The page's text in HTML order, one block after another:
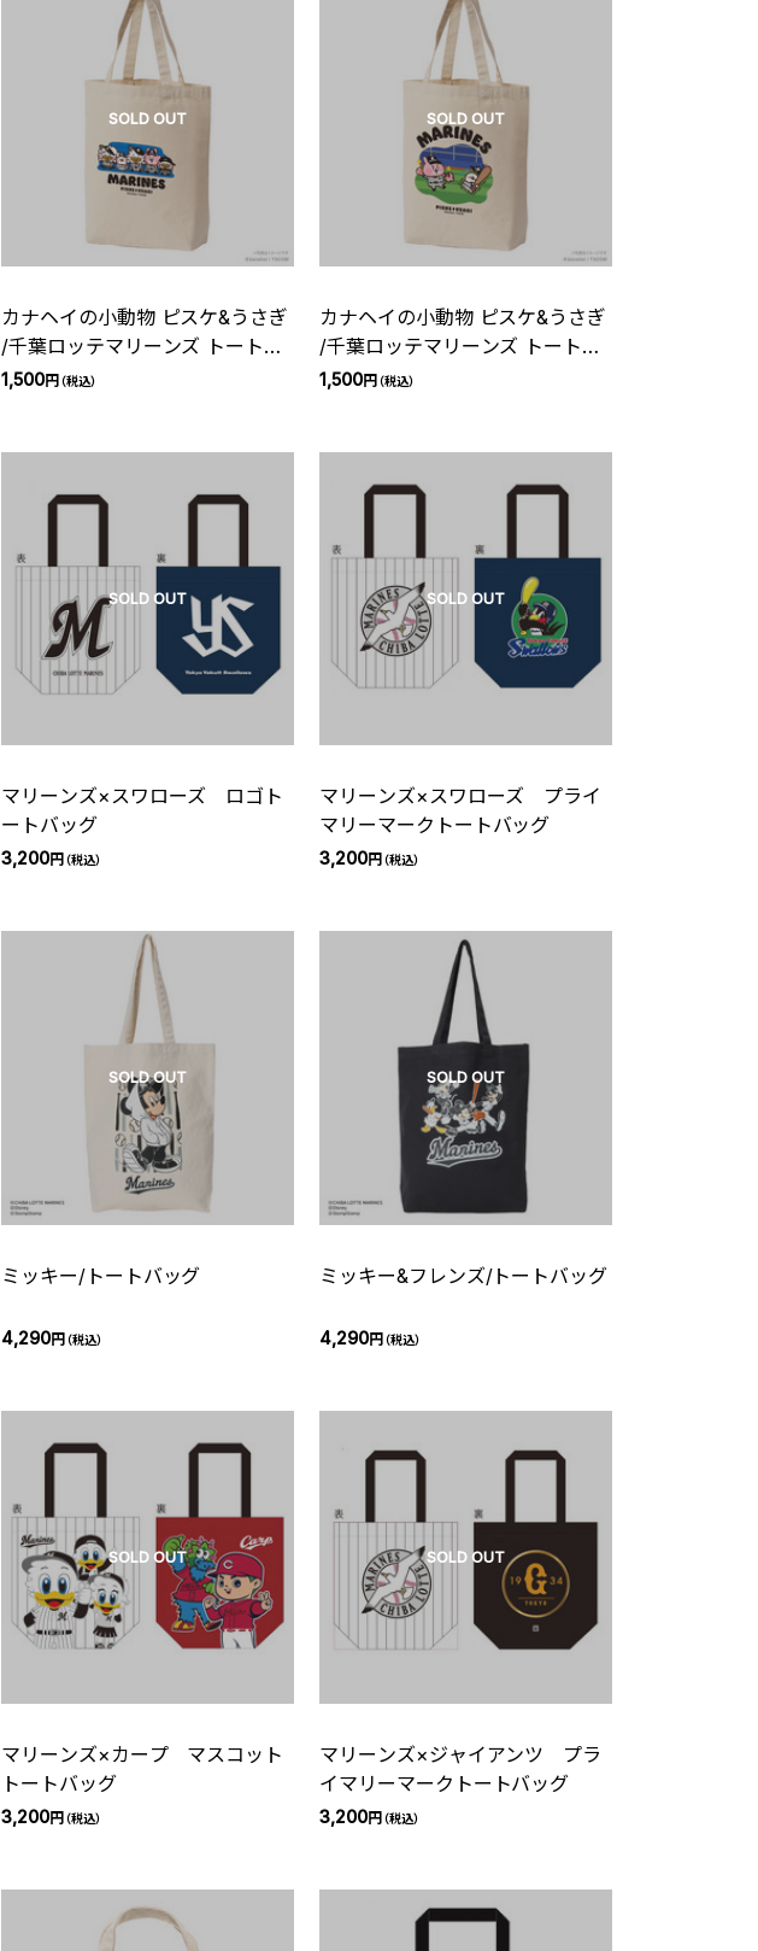
SOLD OUT
カナヘイの小動物 ピスケ&うさぎ
/千葉ロッテマリーンズ トートバ
ッグ（集合）
1,500円（税込）
SOLD OUT
カナヘイの小動物 ピスケ&うさぎ
/千葉ロッテマリーンズ トートバ
ッグ（ピスケ&うさぎ）
1,500円（税込）
SOLD OUT
マリーンズ×スワローズ ロゴト
ートバッグ
3,200円（税込）
SOLD OUT
マリーンズ×スワローズ プライ
マリーマークトートバッグ
3,200円（税込）
SOLD OUT
ミッキー/トートバッグ
4,290円（税込）
SOLD OUT
ミッキー&フレンズ/トートバッグ
4,290円（税込）
SOLD OUT
マリーンズ×カープ マスコット
トートバッグ
3,200円（税込）
SOLD OUT
マリーンズ×ジャイアンツ プラ
イマリーマークトートバッグ
3,200円（税込）